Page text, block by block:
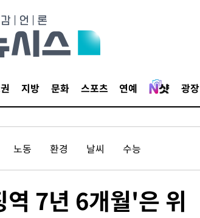
지방 문화 스포츠 연예 광장
노동 환경 날씨 수능
7년 6개월'은 위